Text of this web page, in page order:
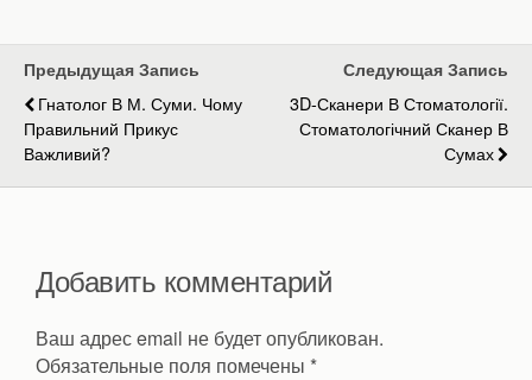
Предыдущая Запись
Гнатолог В М. Суми. Чому
Правильний Прикус
Важливий?
Следующая Запись
3D-Сканери В Стоматології.
Стоматологічний Сканер В
Сумах
Добавить комментарий
Ваш адрес email не будет опубликован.
Обязательные поля помечены *